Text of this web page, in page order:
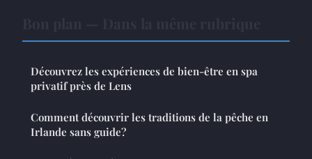
Découvrez les expériences de bien-être en spa
privatif près de Lens
Comment découvrir les traditions de la pêche en
Irlande sans guide?